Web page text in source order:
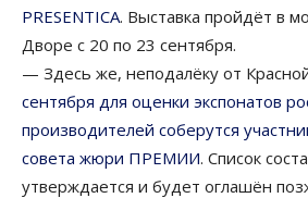
PRESENTIСA. Выставка пройдёт в
Дворе с 20 по 23 сентября.
— Здесь же, неподалёку от
сентября для оценки экспонатов
производителей соберутся
совета жюри ПРЕМИИ. Список
утверждается и будет оглашён